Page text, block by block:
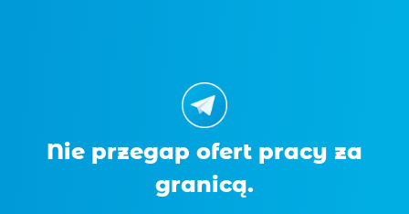
Nie przegap ofert pracy za
granicą.